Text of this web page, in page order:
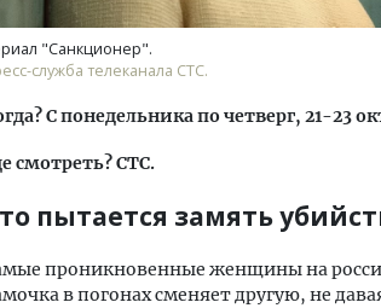
"Санкционер".
служба телеканала СТС.
С понедельника по четверг, 21-23
смотреть? СТС.
пытается замять
проникновенные женщины на
в погонах сменяет другую, не